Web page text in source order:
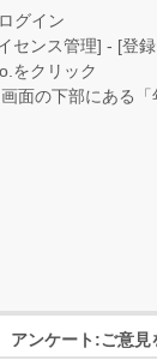
グイン
センス管理] - [登
をクリック
面の下部にある
アンケート:ご意